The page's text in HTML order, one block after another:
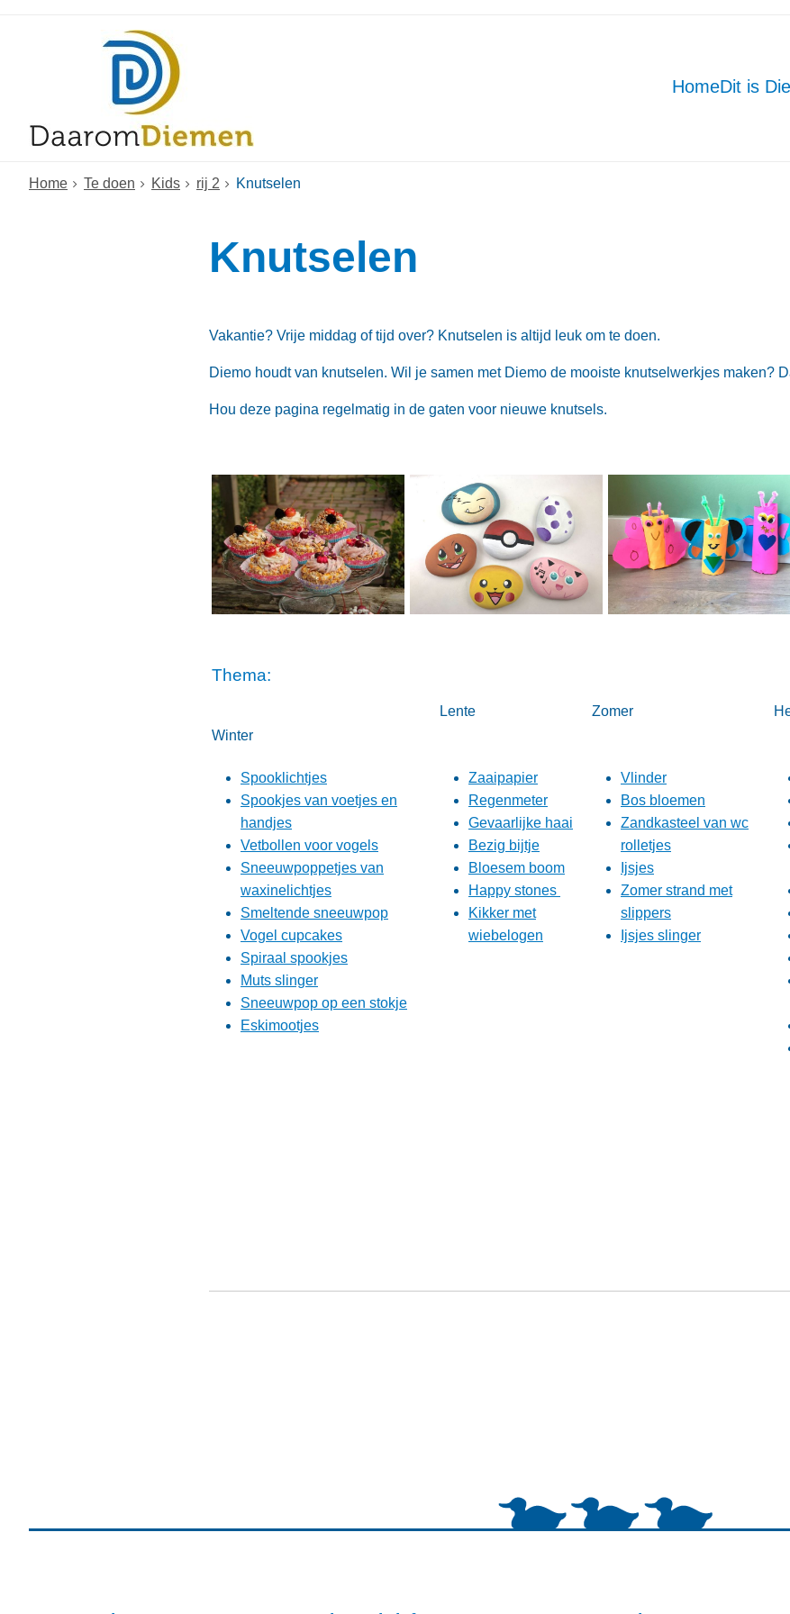
HomeDit is
Home Te doen Kids rij 2 Knutselen
Knutselen
Vakantie? Vrije middag of tijd over? Knutselen is altijd leuk om te doen.
Diemo houdt van knutselen. Wil je samen met Diemo de mooiste knutselwerkjes maken?
Hou deze pagina regelmatig in de gaten voor nieuwe knutsels.
Thema:
Winter
Lente Zomer
Spooklichtjes
Spookjes van voetjes en
handjes
Vetbollen voor vogels
Sneeuwpoppetjes van
waxinelichtjes
Smeltende sneeuwpop
Vogel cupcakes
Spiraal spookjes
Muts slinger
Sneeuwpop op een stokje
Eskimootjes
Zaaipapier
Regenmeter
Gevaarlijke haai
Bezig bijtje
Bloesem boom
Happy stones
Kikker met
wiebelogen
Vlinder
Bos bloemen
Zandkasteel van wc
rolletjes
Ijsjes
Zomer strand met
slippers
Ijsjes slinger